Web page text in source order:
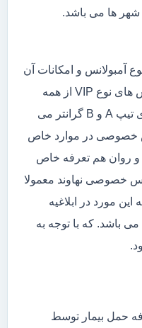
شهر ها می باشد.
آمبولانس و امکانات آن
متفاوت خواهد بود معمولا آمبولانس های نوع VIP از همه
مدل ها گرانتر و بعد از آن مدل های تیپ A و B گرانتر می
خصوصی در موارد خاص
و روان هم تعرفه خاص
خصوصی نهاوند معمولا
مورد در ابلاغیه
باشد. که با توجه به
حمل بیمار توسط